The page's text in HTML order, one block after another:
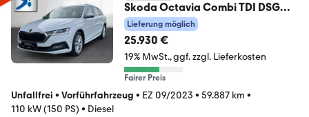
Skoda Octavia Combi TDI DSG
Style DynLED Navi ACC HuD
Lieferung möglich
25.930 €
19% MwSt. ggf. zzgl. Lieferkosten
Fairer Preis
Unfallfrei • Vorführfahrzeug • EZ 09/2023 • 59.887 km •
110 kW (150 PS) • Diesel